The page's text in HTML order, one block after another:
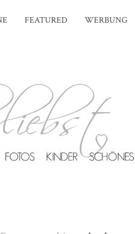
FEATURED WERBUNG